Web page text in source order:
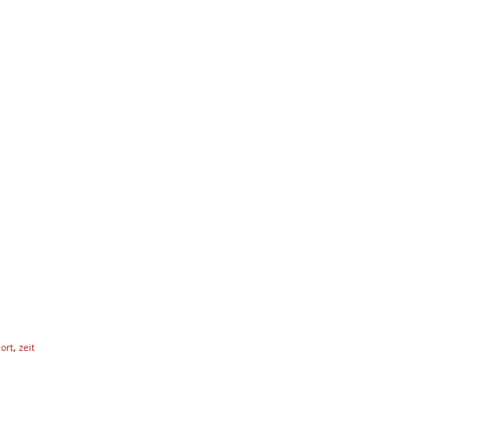
ort, zeit